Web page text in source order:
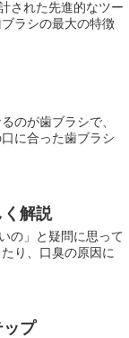
された先進的なツー
ラシの最大の特徴
のが歯ブラシで、
に合った歯ブラシ
く解説
の」と疑問に思って
り、口臭の原因に
ップ